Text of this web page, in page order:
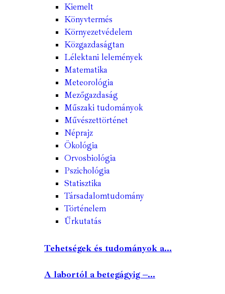
Kiemelt
Könyvtermés
Környezetvédelem
Közgazdaságtan
Lélektani lelemények
Matematika
Meteorológia
Mezőgazdaság
Műszaki tudományok
Művészettörténet
Néprajz
Ökológia
Orvosbiológia
Pszichológia
Statisztika
Társadalomtudomány
Történelem
Űrkutatás
Tehetségek és tudományok a...
A labortól a betegágyig –...